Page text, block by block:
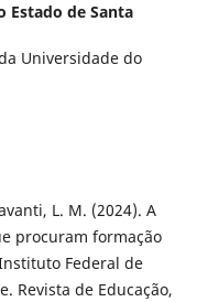
Estado de Santa
Universidade do
L. M. (2024). A
procuram formação
Federal de
Revista de Educação,